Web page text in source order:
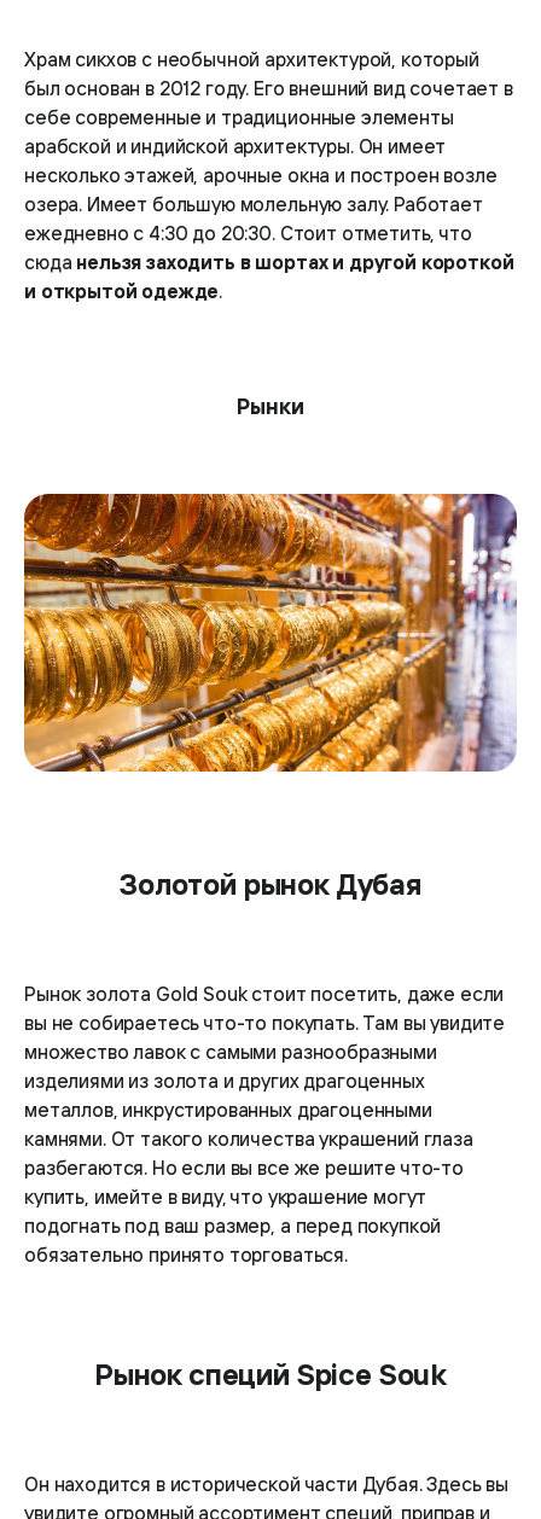
Храм сикхов с необычной архитектурой, который
был основан в 2012 году. Его внешний вид сочетает в
себе современные и традиционные элементы
арабской и индийской архитектуры. Он имеет
несколько этажей, арочные окна и построен возле
озера. Имеет большую молельную залу. Работает
ежедневно с 4:30 до 20:30. Стоит отметить, что
сюда нельзя заходить в шортах и другой короткой
и открытой одежде.
Рынки
Золотой рынок Дубая
Рынок золота Gold Souk стоит посетить, даже если
вы не собираетесь что-то покупать. Там вы увидите
множество лавок с самыми разнообразными
изделиями из золота и других драгоценных
металлов, инкрустированных драгоценными
камнями. От такого количества украшений глаза
разбегаются. Но если вы все же решите что-то
купить, имейте в виду, что украшение могут
подогнать под ваш размер, а перед покупкой
обязательно принято торговаться.
Рынок специй Spice Souk
Он находится в исторической части Дубая. Здесь вы
увидите огромный ассортимент специй, приправ и